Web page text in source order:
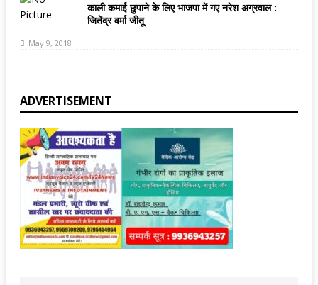
काली कमाई छुपाने के लिए भाजपा में गए नरेश अग्रवाल :
जितेंद्र वर्मा जीतू
May 9, 2018
ADVERTISEMENT